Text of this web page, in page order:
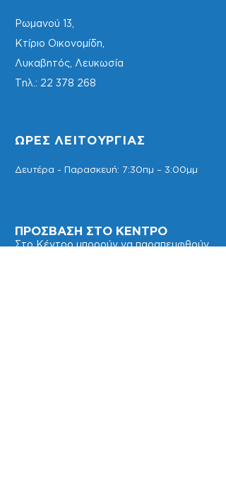
Ρωμανού 13
Κτίριο Οικονομίδη,
Λυκαβητός, Λευκωσία
Τηλ.: 22 378 268
ΩΡΕΣ ΛΕΙΤΟΥΡΓΙΑΣ
Δευτέρα - Παρασκευή: 7:30πμ – 3:00μμ
ΠΡΟΣΒΑΣΗ ΣΤΟ ΚΕΝΤΡΟ
Στο Κέντρο μπορούν να παραπεμφθούν